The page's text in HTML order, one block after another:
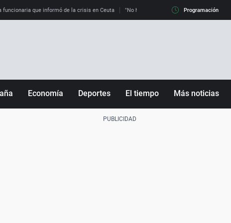
funcionaria que informó de la crisis en Ceuta "No hay mafias, que no nos engañen":
Programación
Economía Deportes El tiempo Más noticias